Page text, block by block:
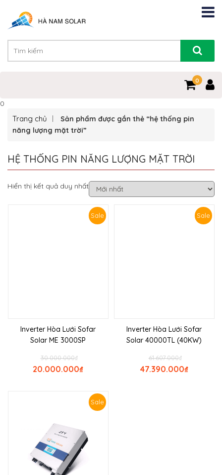
0
0
Trang chủ
Sản phẩm được gắn thẻ “hệ thống pin
năng lượng mặt trời”
HỆ THỐNG PIN NĂNG LƯỢNG MẶT TRỜI
Hiển thị kết quả duy nhất
Sale
Inverter Hòa Lưới Sofar
Solar ME 3000SP
₫
30.000.000
₫
20.000.000
Sale
Inverter Hòa Lưới Sofar
Solar 40000TL (40KW)
₫
61.607.000
₫
47.390.000
Sale